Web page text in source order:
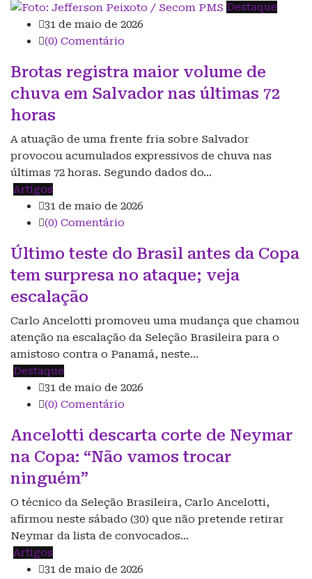
Destaque
31 de maio de 2026
(0) Comentário
Brotas registra maior volume de
chuva em Salvador nas últimas 72
horas
A atuação de uma frente fria sobre Salvador
provocou acumulados expressivos de chuva nas
últimas 72 horas. Segundo dados do…
Artigos
31 de maio de 2026
(0) Comentário
Último teste do Brasil antes da Copa
tem surpresa no ataque; veja
escalação
Carlo Ancelotti promoveu uma mudança que chamou
atenção na escalação da Seleção Brasileira para o
amistoso contra o Panamá, neste…
Destaque
31 de maio de 2026
(0) Comentário
Ancelotti descarta corte de Neymar
na Copa: “Não vamos trocar
ninguém”
O técnico da Seleção Brasileira, Carlo Ancelotti,
afirmou neste sábado (30) que não pretende retirar
Neymar da lista de convocados…
Artigos
31 de maio de 2026